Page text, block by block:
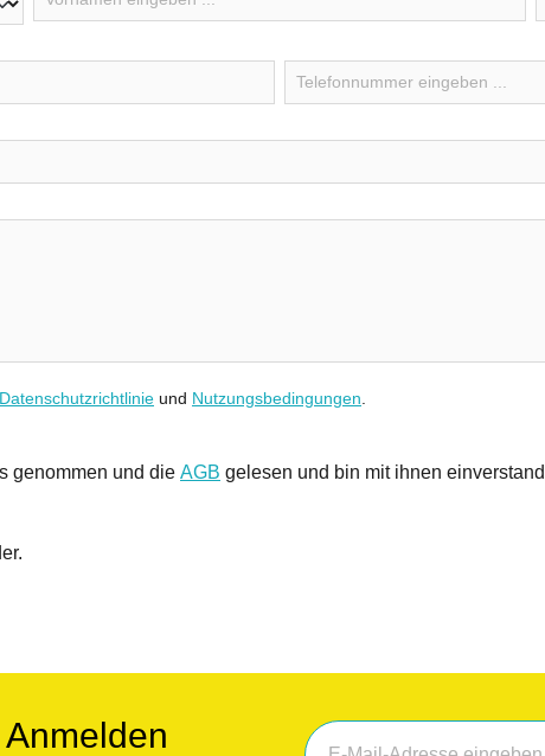
Datenschutzrichtlinie und Nutzungsbedingungen
genommen und die AGB gelesen und bin mit ihnen